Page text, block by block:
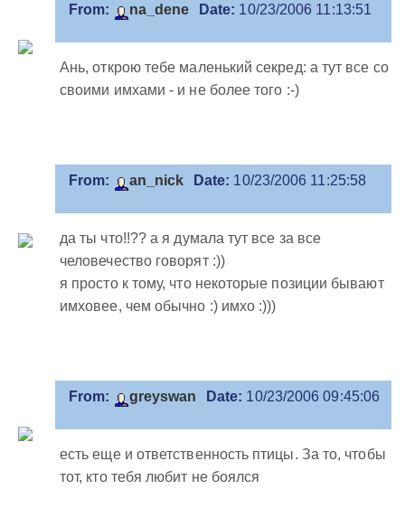
From: na_dene Date: 10/23/2006 11:13:51
Ань, открою тебе маленький секред: а тут все со
своими имхами - и не более того :-)
From: an_nick Date: 10/23/2006 11:25:58
да ты что!!?? а я думала тут все за все
человечество говорят :))
я просто к тому, что некоторые позиции бывают
имховее, чем обычно :) имхо :)))
From: greyswan Date: 10/23/2006 09:45:06
есть еще и ответственность птицы. За то, чтобы
тот, кто тебя любит не боялся